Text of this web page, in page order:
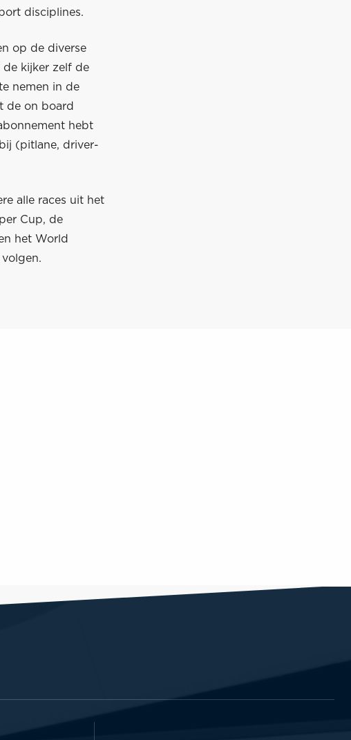
disciplines.
op de diverse
de kijker zelf de
nemen in de
de on board
hebt
(pitlane, driver-
alle races uit het
Cup, de
het World